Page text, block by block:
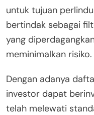
untuk tujuan
bertindak sebagai
yang
meminimalkan risiko.
Dengan adanya
investor dapat
telah melewati